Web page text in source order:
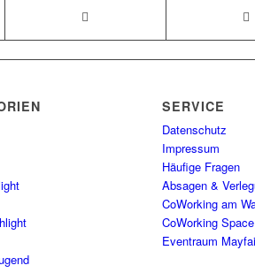
SERVICE
Datenschutz
Impressum
Häufige Fragen
Absagen &
CoWorking am
CoWorking
Eventraum